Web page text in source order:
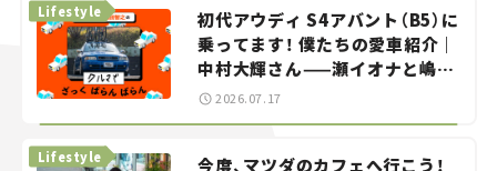
初代アウディ S4アバント（B5）に
乗ってます！ 僕たちの愛車紹介｜
中村大輝さん——瀬イオナと嶋田
智之の「クルマでざっくばらんば
Lifestyle
2026.07.17
今度、マツダのカフェへ行こう！
Lifestyle